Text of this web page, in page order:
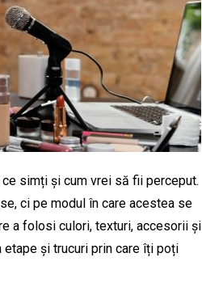
simți și cum vrei să fii perceput.
ci pe modul în care acestea se
a folosi culori, texturi, accesorii și
și trucuri prin care îți poți